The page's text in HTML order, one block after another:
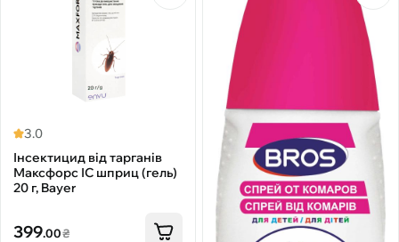
3.0
Інсектицид від тарганів
Максфорс ІС шприц (гель)
20 г, Bayer
399.00₴